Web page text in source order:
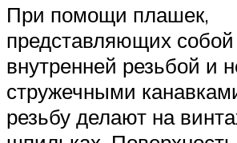
При помощи плашек,
представляющих собой
внутренней резьбой и
стружечными
резьбу делают на